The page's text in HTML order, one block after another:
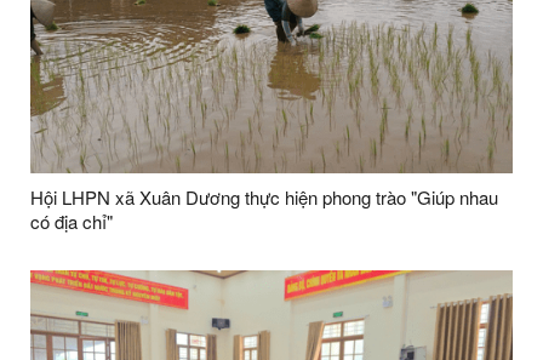
Hội LHPN xã Xuân Dương thực hiện phong trào "Giúp nhau
có địa chỉ"